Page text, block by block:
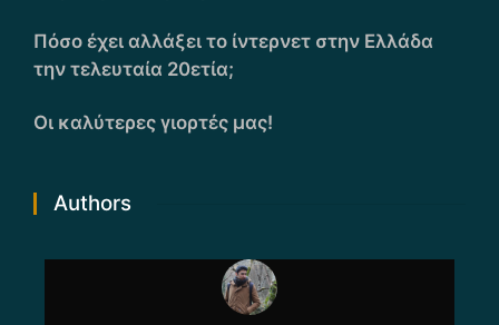
Πόσο έχει αλλάξει το ίντερνετ στην Ελλάδα
την τελευταία 20ετία;
Οι καλύτερες γιορτές μας!
Authors